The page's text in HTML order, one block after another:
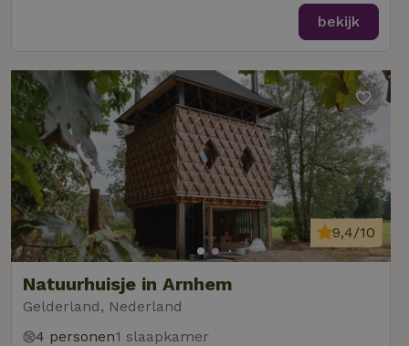
bekijk
Natuurhuisje in Arnhem
Gelderland, Nederland
9,4/10
4 personen1 slaapkamer